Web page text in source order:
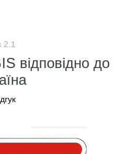
2.1
відповідно до